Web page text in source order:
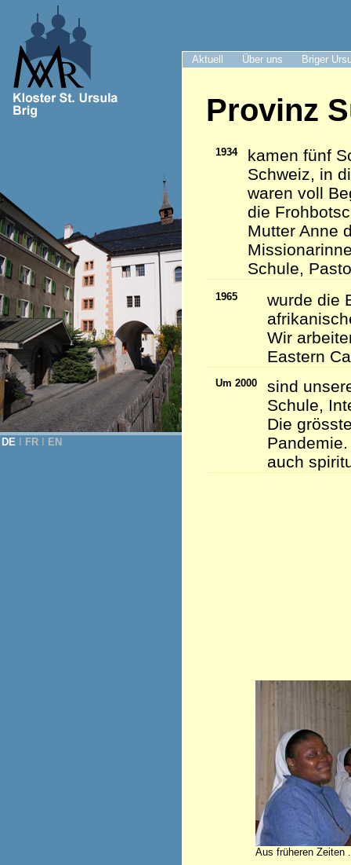
Aktuell Über uns Briger
DE FR EN
Provinz
1934
kamen fünf
Schweiz, in
waren voll
die
Mutter Anne
Schule,
1965
wurde die
Wir
Eastern
Um 2000
sind
Schule,
Die
auch
Aus früheren Zeiten